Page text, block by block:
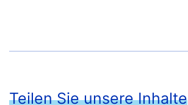
Teilen Sie unsere Inhalte